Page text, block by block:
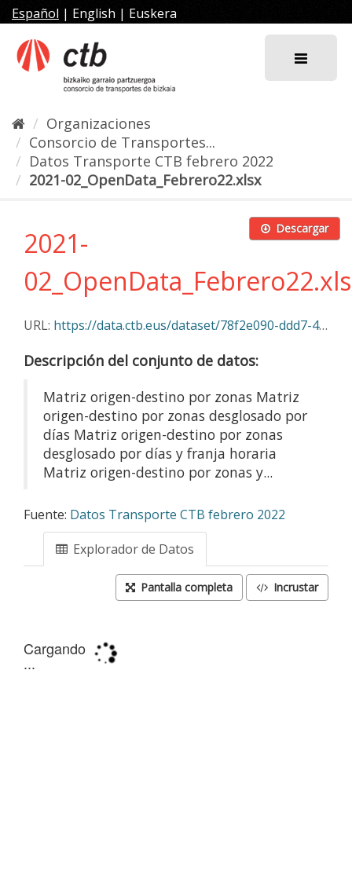
al
contenido
Español | English | Euskera
Organizaciones
Consorcio de Transportes...
Datos Transporte CTB febrero 2022
2021-02_OpenData_Febrero22.xlsx
Descargar
2021-
URL: https://data.ctb.eus/dataset/78f2e090-ddd7-4664-a999-250bbb7e1d33/resource/200e3887-9bcc-48f6-ac8a-4132d5f20be5/download/2021-02_opendata_febrero22.xlsx
Descripción del conjunto de datos:
Matriz origen-destino por zonas Matriz
origen-destino por zonas desglosado por
días Matriz origen-destino por zonas
desglosado por días y franja horaria
Matriz origen-destino por zonas y...
Fuente: Datos Transporte CTB febrero 2022
Explorador de Datos
Pantalla completa Incrustar